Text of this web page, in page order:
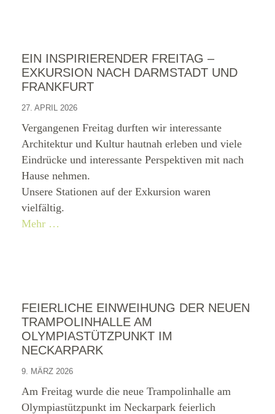
EIN INSPIRIERENDER FREITAG –
EXKURSION NACH DARMSTADT UND
FRANKFURT
27. APRIL 2026
Vergangenen Freitag durften wir interessante
Architektur und Kultur hautnah erleben und viele
Eindrücke und interessante Perspektiven mit nach
Hause nehmen.
Unsere Stationen auf der Exkursion waren
vielfältig.
Mehr …
FEIERLICHE EINWEIHUNG DER NEUEN
TRAMPOLINHALLE AM
OLYMPIASTÜTZPUNKT IM
NECKARPARK
9. MÄRZ 2026
Am Freitag wurde die neue Trampolinhalle am
Olympiastützpunkt im Neckarpark feierlich